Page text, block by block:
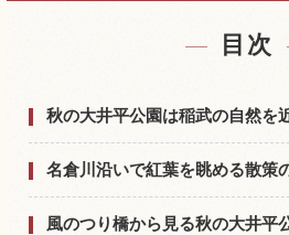
大井平公園付近の宿
大井平公園の体験
目次
秋の大井平公園は稲武の自然を
名倉川沿いで紅葉を眺める散策
風のつり橋から見る秋の大井平